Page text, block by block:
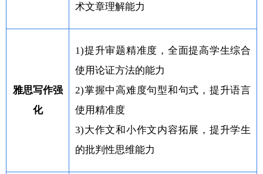
术文章理解能力
雅思写作强
化
1)提升审题精准度，全面提高学生综合
使用论证方法的能力
2)掌握中高难度句型和句式，提升语言
使用精准度
3)大作文和小作文内容拓展，提升学生
的批判性思维能力